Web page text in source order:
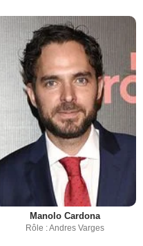
Manolo Cardona
Rôle : Andres Varges